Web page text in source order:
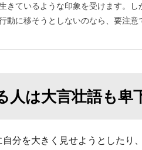
きているような印象を受けます。し
動に移そうとしないのなら、要注意
人は大言壮語も卑
分を大きく見せようとしたり